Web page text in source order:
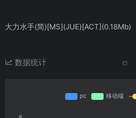
大力水手(简)[MS](JUE)[ACT](0.18Mb)
数据统计